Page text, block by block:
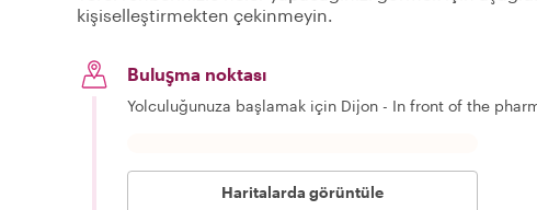
kişiselleştirmekten çekinmeyin.
Buluşma noktası
Yolculuğunuza başlamak için Dijon - In front of the
Haritalarda görüntüle